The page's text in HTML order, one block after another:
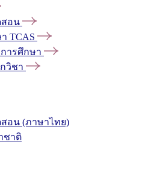
สอน
TCAS
ารศึกษา
วิชา
อน (ภาษาไทย)
ชาติ